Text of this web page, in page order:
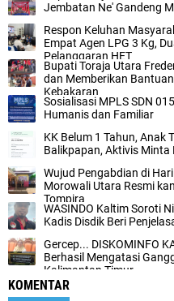
Jembatan Ne' Gandeng
Respon Keluhan
Empat Agen LPG 3 Kg,
Pelanggaran HET
Bupati Toraja Utara
dan Memberikan
Kebakaran
Sosialisasi MPLS SDN
Humanis dan Familiar
KK Belum 1 Tahun, Anak
Balikpapan, Aktivis Minta
Wujud Pengabdian di
Morowali Utara Resmi
Tompira
WASINDO Kaltim Soroti
Kadis Disdik Beri
Gercep... DISKOMINFO
Berhasil Mengatasi
Kalimantan Timur
KOMENTAR